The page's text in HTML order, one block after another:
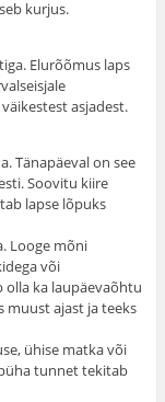
kurjus.
Elurõõmus laps
asjadest.
Tänapäeval on see
Soovitu kiire
lapse lõpuks
Looge mõni
või
olla ka laupäevaõhtu
muust ajast ja teeks
ühise matka või
tunnet tekitab